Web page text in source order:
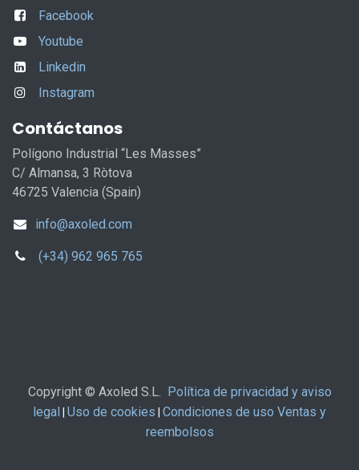
Facebook
Youtube
Linkedin
Instagram
Contáctanos
Polígono Industrial “Les Masses”
C/ Almansa, 3 Ròtova
46725 Valencia (Spain)
info@axoled.com
(+34) 962 965 765
Copyright © Axoled S.L.
Política de privacidad y aviso
legal Uso de cookies Condiciones de uso Ventas y
reembolsos